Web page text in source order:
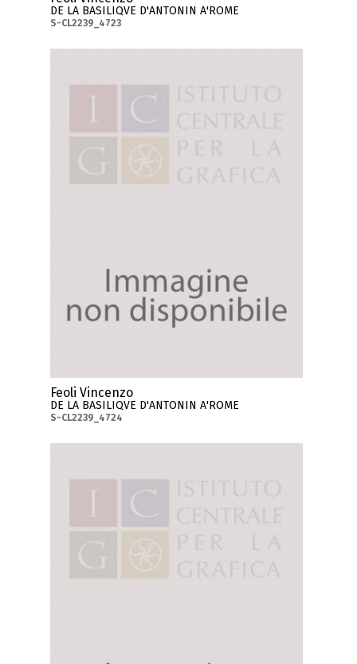
DE LA BASILIQVE D'ANTONIN A'ROME
S-CL2239_4723
Feoli Vincenzo
DE LA BASILIQVE D'ANTONIN A'ROME
S-CL2239_4724